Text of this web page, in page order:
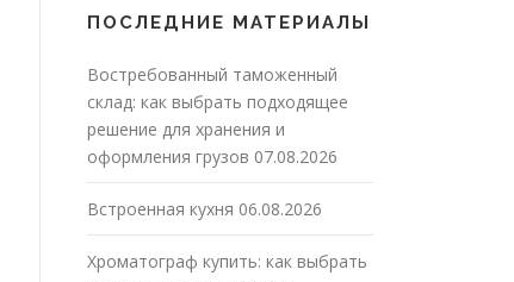
ПОСЛЕДНИЕ МАТЕРИАЛЫ
Востребованный таможенный
склад: как выбрать подходящее
решение для хранения и
оформления грузов 07.08.2026
Встроенная кухня 06.08.2026
Хроматограф купить: как выбрать